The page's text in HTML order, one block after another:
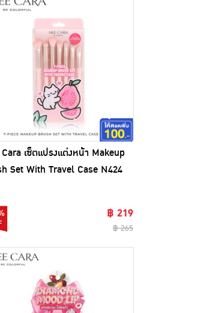
เซ็ตแปรงแต่งหน้า Makeup
Set With Travel Case N424
฿ 219
฿ 265